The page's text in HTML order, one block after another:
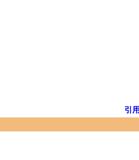
引